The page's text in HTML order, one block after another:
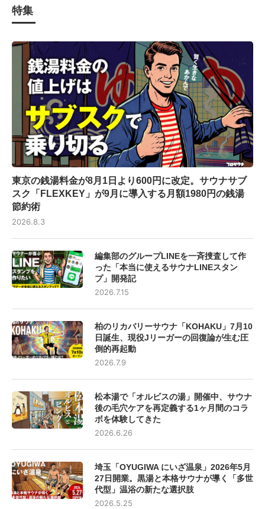
特集
東京の銭湯料金が8月1日より600円に改定。サウナサブ
スク「FLEXKEY」が9月に導入する月額1980円の銭湯
節約術
2026.8.3
編集部のグループLINEを一斉捜査して作
った「本当に使えるサウナLINEスタン
プ」開発記
2026.7.15
柏のリカバリーサウナ「KOHAKU」7月10
日誕生、現役Jリーガーの回復論が生む圧
倒的再起動
2026.7.9
松本湯で「オルビスの湯」開催中、サウナ
後の毛穴ケアを再定義する1ヶ月間のコラ
ボを体験してきた
2026.6.26
埼玉「OYUGIWA にいざ温泉」2026年5月
27日開業。黒湯と本格サウナが導く「多世
代型」温浴の新たな選択肢
2026.5.25